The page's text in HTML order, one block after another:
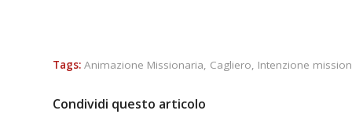
Tags: Animazione Missionaria, Cagliero, Intenzione
Condividi questo articolo